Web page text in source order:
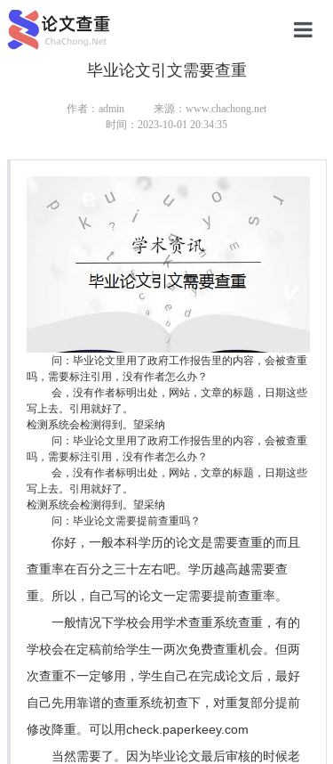
毕业论文引文需要查重
作者：admin
来源：www.chachong.net
时间：2023-10-01 20:34:35
问：毕业论文里用了政府工作报告里的内容，会被查重
吗，需要标注引用，没有作者怎么办？
会，没有作者标明出处，网站，文章的标题，日期这些
写上去。引用就好了。
检测系统会检测得到。望采纳
问：毕业论文里用了政府工作报告里的内容，会被查重
吗，需要标注引用，没有作者怎么办？
会，没有作者标明出处，网站，文章的标题，日期这些
写上去。引用就好了。
检测系统会检测得到。望采纳
问：毕业论文需要提前查重吗？
你好，一般本科学历的论文是需要查重的而且
查重率在百分之三十左右吧。学历越高越需要查
重。所以，自己写的论文一定需要提前查重率。
一般情况下学校会用学术查重系统查重，有的
学校会在定稿前给学生一两次免费查重机会。但两
次查重不一定够用，学生自己在完成论文后，最好
自己先用靠谱的查重系统初查下，对重复部分提前
修改降重。可以用check.paperkeey.com
当然需要了。因为毕业论文最后审核的时候老